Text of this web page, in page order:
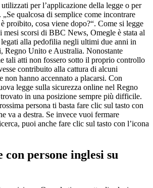
utilizzati per l’applicazione della legge o per
qualcosa di semplice come incontrare
proibito, cosa viene dopo?“. Come si legge
mesi scorsi di BBC News, Omegle è stata al
alla pedofilia negli ultimi due anni in
Regno Unito e Australia. Nonostante
tali atti non fossero sotto il proprio controllo
contribuito alla cattura di alcuni
non hanno accennato a placarsi. Con
legge sulla sicurezza online nel Regno
in una posizione sempre più difficile.
persona ti basta fare clic sul tasto con
va a destra. Se invece vuoi fermare
puoi anche fare clic sul tasto con l’icona
persone inglesi su